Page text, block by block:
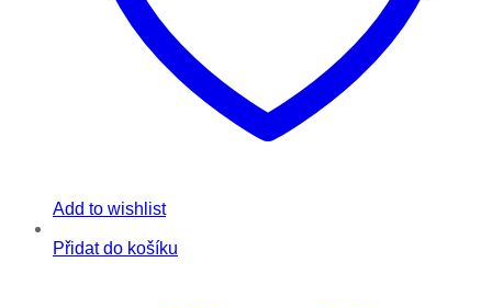
Add to wishlist
Přidat do košíku